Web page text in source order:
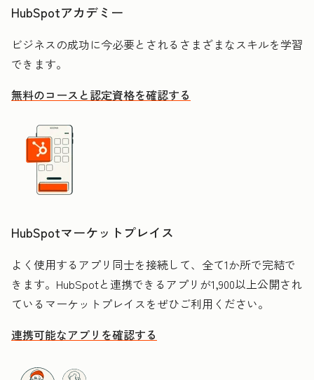
HubSpotアカデミー
ビジネスの成功に今必要とされるさまざまなスキルを学習
できます。
無料のコースと認定資格を確認する
HubSpotマーケットプレイス
よく使用するアプリ同士を接続して、全て1か所で完結で
きます。HubSpotと連携できるアプリが1,900以上公開され
ているマーケットプレイスをぜひご利用ください。
連携可能なアプリを確認する